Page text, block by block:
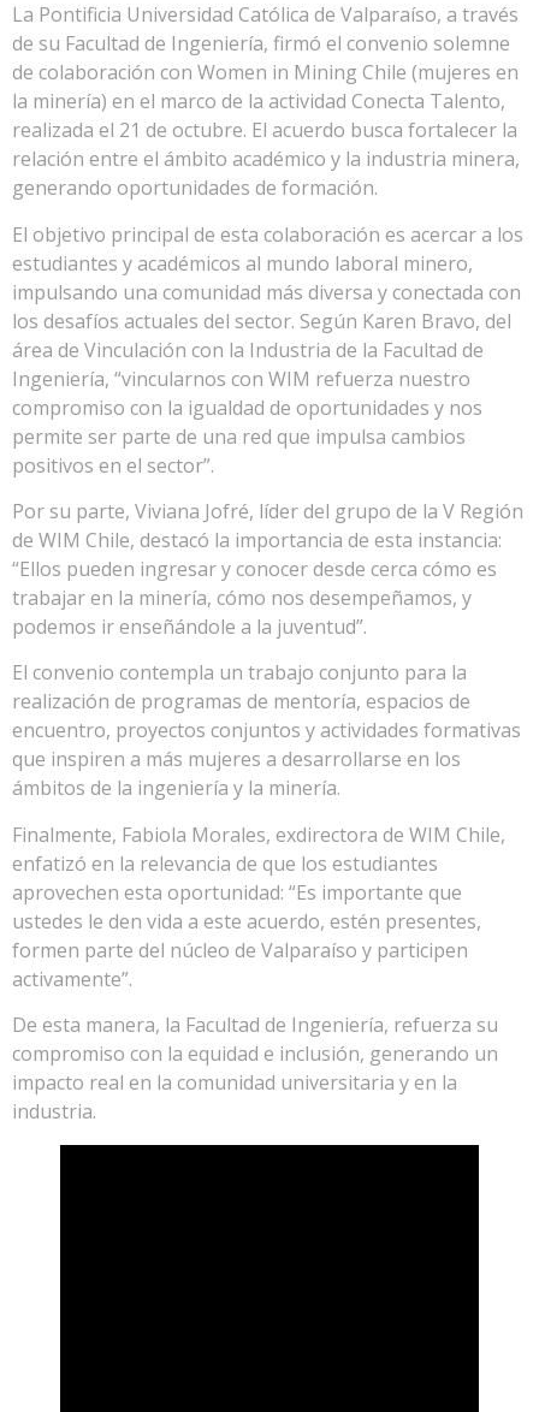
La Pontificia Universidad Católica de Valparaíso, a través
de su Facultad de Ingeniería, firmó el convenio solemne
de colaboración con Women in Mining Chile (mujeres en
la minería) en el marco de la actividad Conecta Talento,
realizada el 21 de octubre. El acuerdo busca fortalecer la
relación entre el ámbito académico y la industria minera,
generando oportunidades de formación.
El objetivo principal de esta colaboración es acercar a los
estudiantes y académicos al mundo laboral minero,
impulsando una comunidad más diversa y conectada con
los desafíos actuales del sector. Según Karen Bravo, del
área de Vinculación con la Industria de la Facultad de
Ingeniería, “vincularnos con WIM refuerza nuestro
compromiso con la igualdad de oportunidades y nos
permite ser parte de una red que impulsa cambios
positivos en el sector”.
Por su parte, Viviana Jofré, líder del grupo de la V Región
de WIM Chile, destacó la importancia de esta instancia:
“Ellos pueden ingresar y conocer desde cerca cómo es
trabajar en la minería, cómo nos desempeñamos, y
podemos ir enseñándole a la juventud”.
El convenio contempla un trabajo conjunto para la
realización de programas de mentoría, espacios de
encuentro, proyectos conjuntos y actividades formativas
que inspiren a más mujeres a desarrollarse en los
ámbitos de la ingeniería y la minería.
Finalmente, Fabiola Morales, exdirectora de WIM Chile,
enfatizó en la relevancia de que los estudiantes
aprovechen esta oportunidad: “Es importante que
ustedes le den vida a este acuerdo, estén presentes,
formen parte del núcleo de Valparaíso y participen
activamente”.
De esta manera, la Facultad de Ingeniería, refuerza su
compromiso con la equidad e inclusión, generando un
impacto real en la comunidad universitaria y en la
industria.